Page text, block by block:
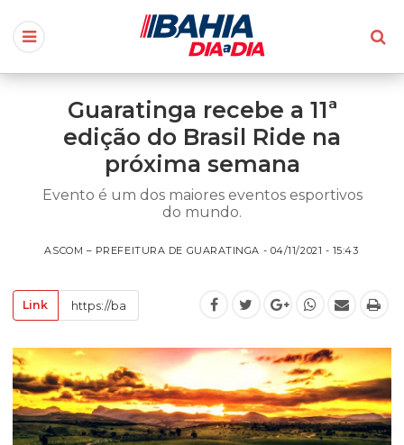
Guaratinga recebe a 11ª
edição do Brasil Ride na
próxima semana
Evento é um dos maiores eventos esportivos
do mundo.
ASCOM – PREFEITURA DE GUARATINGA - 04/11/2021 - 15:43
Link